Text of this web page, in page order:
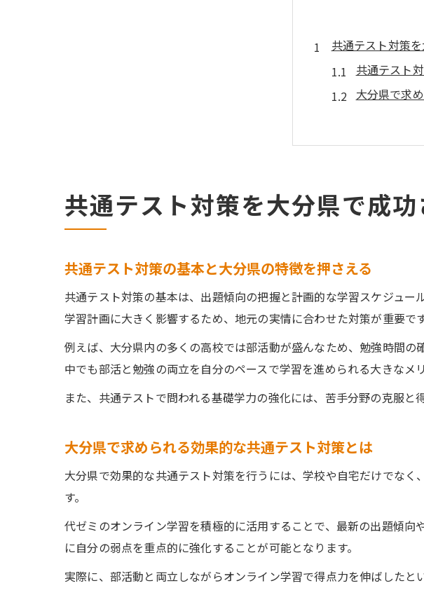
共通テスト対策
共通テスト
大分県で求
受験生が知
共通テスト
共通テスト対策を大分県で成
共通テスト対策の基本と大分県の特徴を押さえる
共通テスト対策の基本は、出題傾向の把握と計画的な学習スケジュ
学習計画に大きく影響するため、地元の実情に合わせた対策が重要です
例えば、大分県内の多くの高校では部活動が盛んなため、勉強時間
中でも部活と勉強の両立を自分のペースで学習を進められる大きなメ
また、共通テストで問われる基礎学力の強化には、苦手分野の克服と
大分県で求められる効果的な共通テスト対策とは
大分県で効果的な共通テスト対策を行うには、学校や自宅だけでな
す。
代ゼミのオンライン学習を積極的に活用することで、最新の出題傾
に自分の弱点を重点的に強化することが可能となります。
実際に、部活動と両立しながらオンライン学習で得点力を伸ばしたと